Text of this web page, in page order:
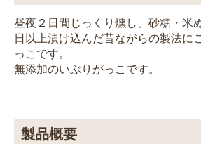
昼夜２日間じっくり燻し、砂糖・米
日以上漬け込んだ昔ながらの製法に
っこです。
無添加のいぶりがっこです。
製品概要